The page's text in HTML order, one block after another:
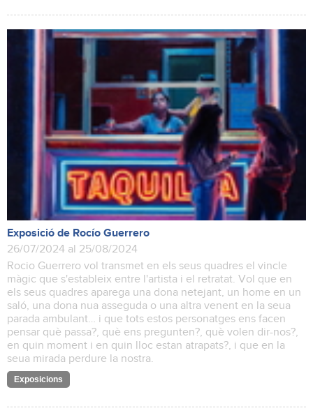
Exposició de Rocío Guerrero
26/07/2024 al 25/08/2024
Rocio Guerrero vol transmet en els seus quadres el vincle
màgic que s'estableix entre l'artista i el retratat. Vol que en
els seus quadres aparega una dona netejant, un home en un
saló, una dona nua asseguda o una altra venent en la seua
parada ambulant… i que tots estos personatges ens facen
pensar què passa?, què ens pregunten?, què volen dir-nos?,
en quin moment i en quin lloc estan atrapats?, i que en la
seua mirada perdure la nostra.
Exposicions